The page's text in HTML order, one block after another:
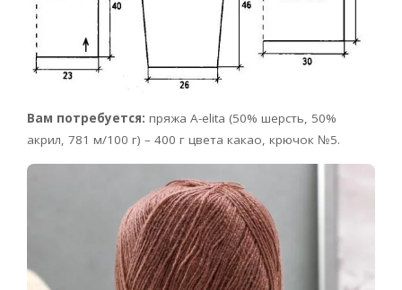
Вам потребуется: пряжа A-elita (50% шерсть, 50%
акрил, 781 м/100 г) – 400 г цвета какао, крючок №5.